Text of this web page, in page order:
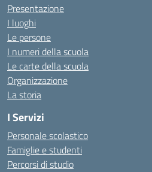
Presentazione
I luoghi
Le persone
I numeri della scuola
Le carte della scuola
Organizzazione
La storia
I Servizi
Personale scolastico
Famiglie e studenti
Percorsi di studio